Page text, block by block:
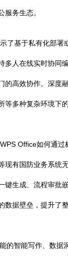
服务生态。
示了基于私有化部署
多人在线实时协同
的高效协作。深度
等多种复杂环境下
WPS Office如何通
现有国防业务系统
键生成、流程审批
数据壁垒，提升了
的智能写作、数据